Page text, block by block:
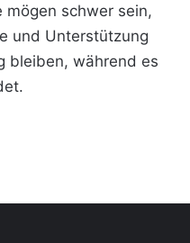
mögen schwer sein,
und Unterstützung
bleiben, während es